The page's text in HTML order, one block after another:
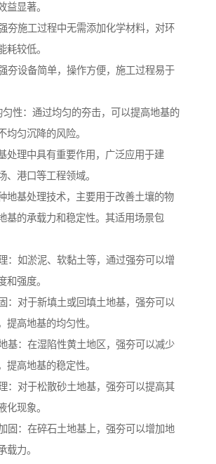
益显著。
夯施工过程中无需添加化学材料，对环
耗较低。
夯设备简单，操作方便，施工过程易于
匀性：通过均匀的夯击，可以提高地基的
均匀沉降的风险。
处理中具有重要作用，广泛应用于建
、港口等工程领域。
地基处理技术，主要用于改善土壤的物
基的承载力和稳定性。其适用场景包
：如淤泥、软黏土等，通过强夯可以增
和强度。
：对于新填土或回填土地基，强夯可以
提高地基的均匀性。
基：在湿陷性黄土地区，强夯可以减少
提高地基的稳定性。
：对于松散砂土地基，强夯可以提高其
化现象。
固：在碎石土地基上，强夯可以增加地
载力。